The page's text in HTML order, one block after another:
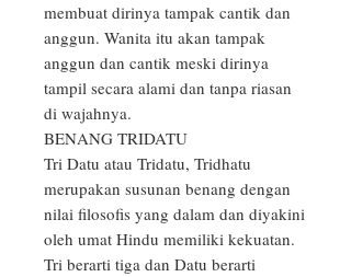
membuat dirinya tampak cantik dan
anggun. Wanita itu akan tampak
anggun dan cantik meski dirinya
tampil secara alami dan tanpa riasan
di wajahnya.
BENANG TRIDATU
Tri Datu atau Tridatu, Tridhatu
merupakan susunan benang dengan
nilai filosofis yang dalam dan diyakini
oleh umat Hindu memiliki kekuatan.
Tri berarti tiga dan Datu berarti